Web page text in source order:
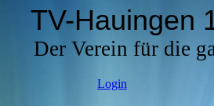
TV-Hauingen
Der Verein für die
Login